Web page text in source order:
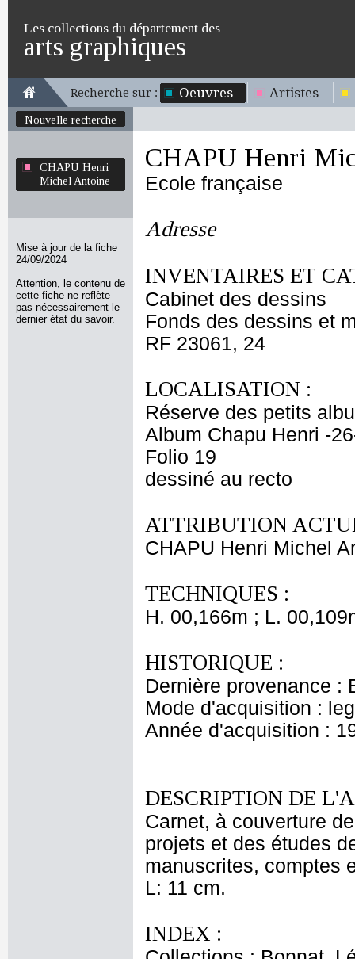
Les collections du département des
arts graphiques
Recherche sur : Oeuvres Artistes
Nouvelle recherche
CHAPU Henri
Michel Antoine
Mise à jour de la fiche
24/09/2024
Attention, le contenu de
cette fiche ne reflète
pas nécessairement le
dernier état du savoir.
CHAPU Henri
Ecole française
Adresse
INVENTAIRES ET
Cabinet des dessins
Fonds des dessins et
RF 23061, 24
LOCALISATION :
Réserve des petits
Album Chapu Henri -
Folio 19
dessiné au recto
ATTRIBUTION
CHAPU Henri Michel
TECHNIQUES :
H. 00,166m ; L.
HISTORIQUE :
Dernière provenance :
Mode d'acquisition :
Année d'acquisition :
DESCRIPTION DE
Carnet, à couverture
projets et des études
manuscrites, comptes
L: 11 cm.
INDEX :